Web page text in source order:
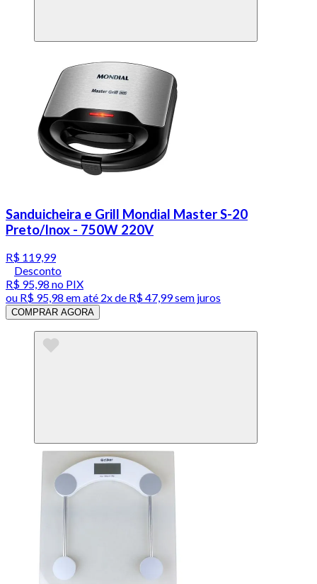
Sanduicheira e Grill Mondial Master S-20
Preto/Inox - 750W 220V
R$ 119,99
Desconto
R$ 95,98 no PIX
ou R$ 95,98 em até 2x de R$ 47,99 sem juros
COMPRAR AGORA